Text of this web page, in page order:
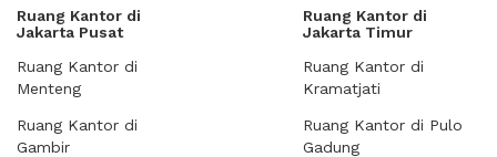
Ruang Kantor di
Jakarta Pusat
Ruang Kantor di
Menteng
Ruang Kantor di
Gambir
Ruang Kantor di
Jakarta Timur
Ruang Kantor di
Kramatjati
Ruang Kantor di Pulo
Gadung